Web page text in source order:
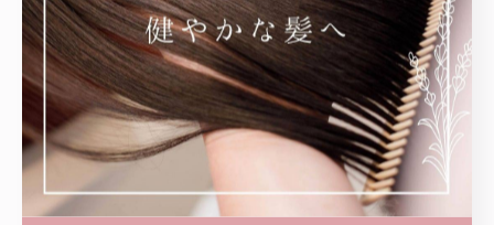
女性サロン #ヘッドスパ #美髪 #艶髪#jetcube #コアミ
ー #近くの美容室
姪浜周辺で行うヘッドスパ
ヘッドスパ